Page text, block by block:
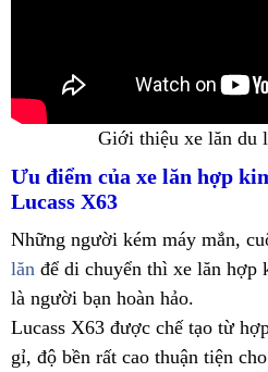
Giới thiệu xe lăn du
Ưu điểm của xe lăn hợp
Lucass X63
Những người kém máy mắn,
lăn để di chuyển thì xe lăn hợp
là người bạn hoàn hảo.
Lucass X63 được chế tạo từ
gỉ, độ bền rất cao thuận tiện